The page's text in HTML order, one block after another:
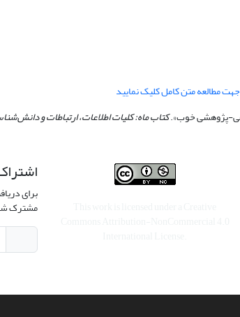
جهت مطالعه متن کامل کلیک نمایید
کتاب ماه: کلیات اطلاعات، ارتباطات و
برای
مشترک